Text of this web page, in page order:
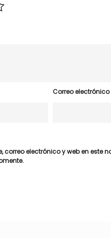
Correo electrónico
correo electrónico y web en este